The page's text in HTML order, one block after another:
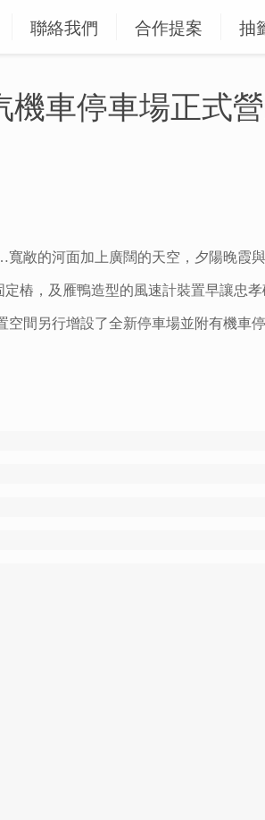
聯絡我們 合作提案 抽
車停車場正式
敞的河面加上廣闊的天空，夕陽晚霞
樁，及雁鴨造型的風速計裝置早讓忠
間另行增設了全新停車場並附有機車停